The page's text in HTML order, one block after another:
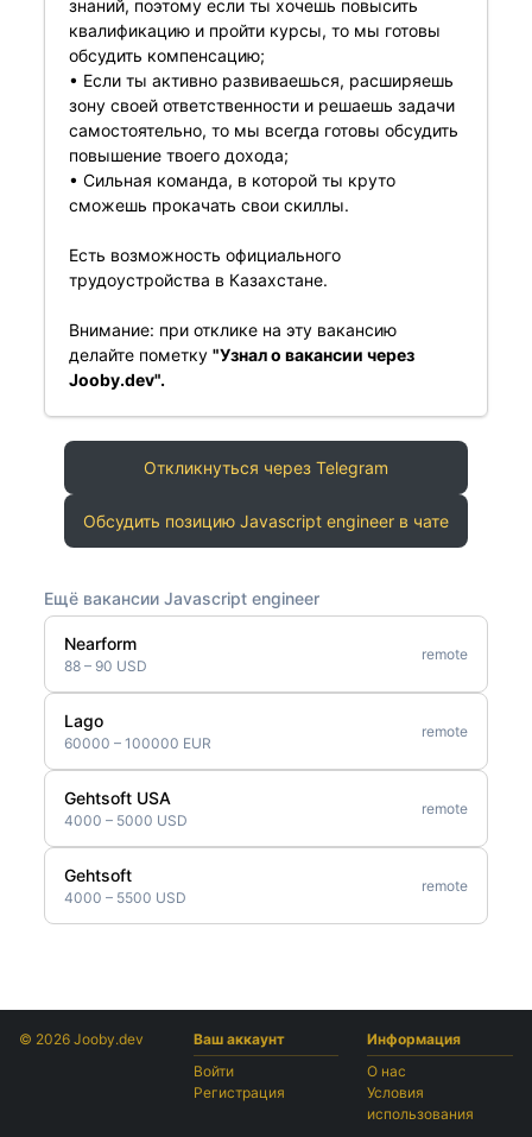
знаний, поэтому если ты хочешь повысить
квалификацию и пройти курсы, то мы готовы
обсудить компенсацию;
• Если ты активно развиваешься, расширяешь
зону своей ответственности и решаешь задачи
самостоятельно, то мы всегда готовы обсудить
повышение твоего дохода;
• Сильная команда, в которой ты круто
сможешь прокачать свои скиллы.
️Есть возможность официального
трудоустройства в Казахстане️.
Внимание: при отклике на эту вакансию
делайте пометку "Узнал о вакансии через
Jooby.dev".
Откликнуться через Telegram
Обсудить позицию Javascript engineer в чате
Ещё вакансии Javascript engineer
Nearform
88 – 90 USD
remote
Lago
60000 – 100000 EUR
remote
Gehtsoft USA
4000 – 5000 USD
remote
Gehtsoft
4000 – 5500 USD
remote
© 2026 Jooby.dev
Ваш аккаунт
Войти
Регистрация
Информация
О нас
Условия
использования